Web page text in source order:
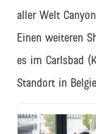
aller Welt
Einen weiteren
es im Carlsbad
Standort in